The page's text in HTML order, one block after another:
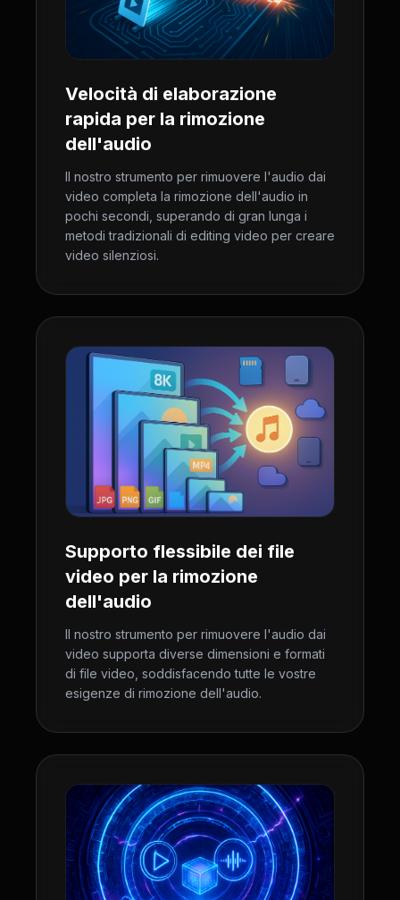
Velocità di elaborazione
rapida per la rimozione
dell'audio
Il nostro strumento per rimuovere l'audio dai
video completa la rimozione dell'audio in
pochi secondi, superando di gran lunga i
metodi tradizionali di editing video per creare
video silenziosi.
Supporto flessibile dei file
video per la rimozione
dell'audio
Il nostro strumento per rimuovere l'audio dai
video supporta diverse dimensioni e formati
di file video, soddisfacendo tutte le vostre
esigenze di rimozione dell'audio.